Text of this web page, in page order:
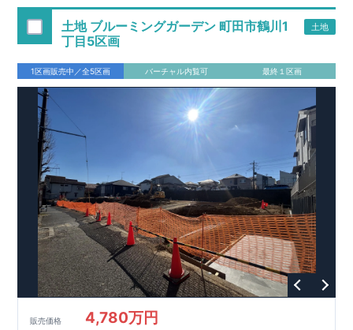
成材にヒノキを使用しております！
■長期優良住宅もっと詳しく
「いい家を作って、きちんと手
7つの厳しい技術基準をクリアした物件だけが認定を受けられる
長期優良住宅。
長期優良住宅として認定を受けるためには、国が定めた下記7つ
の技術基準をクリアする必要があります。東栄住宅は全棟でク
リア！①耐震性②劣化対策③維持管理性④住戸面積⑤省エネル
ギー性⑥居住環境⑦維持保全管理
そのほかの魅力として、住宅ローン金利優遇、固定資産税の減
税、中古市場での売却時にも有利です。
住宅性能評価ダブル
取得
「設計」と「建設」のダブルで性
能を評価されています！図面を第三者機関へ提出します。外部
評価委員が建設中に3回、竣工時に1回の現場検査が行われま
す。構造の安定、劣化の軽減、維持管理への配慮、温熱環境・
エネルギー消費量（断熱等性能）の必須4分野、空気環境で、最
高等級取得！ ■ 耐震等級3 もっと詳しく 東栄住宅の建物
は、国が定めた耐震最高等級3を取得。建築基準法に定められ
た、｢数百年に一度発生する地震に対して、倒壊、崩壊しない｣
という基準から、さらに1.5倍の耐震力を達成しています。
風等級2 災害時の損傷の受けにくさを評価されています。建築
1.2倍の暴風に対しても損傷を生じないことで耐風最高等級
当社こだわりの空間アイディアをショート動画で
ご紹介しています。ここをクリック
土地 ブルーミングガーデン 町田市鶴川1
丁目5区画
土地
1区画販売中／全5区画 バーチャル内覧可 最終１区画
販売価格 4,780万円